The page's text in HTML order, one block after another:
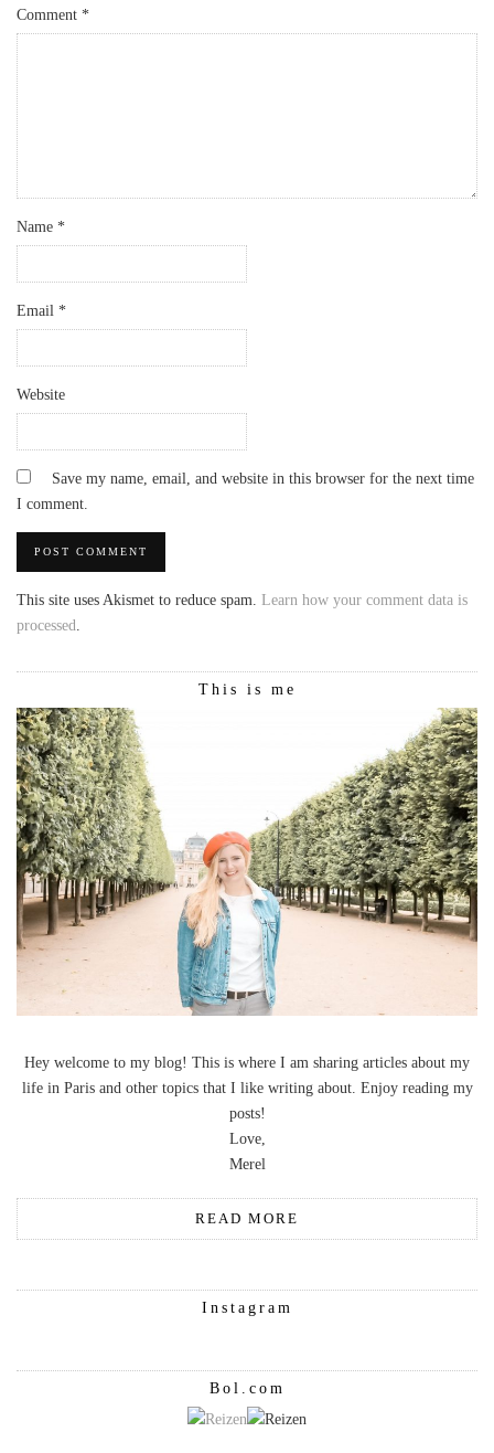
Comment *
Name *
Email *
Website
Save my name, email, and website in this browser for the next time
I comment.
This site uses Akismet to reduce spam. Learn how your comment data is
processed.
This is me
Hey welcome to my blog! This is where I am sharing articles about my
life in Paris and other topics that I like writing about. Enjoy reading my
posts!
Love,
Merel
READ MORE
Instagram
Bol.com